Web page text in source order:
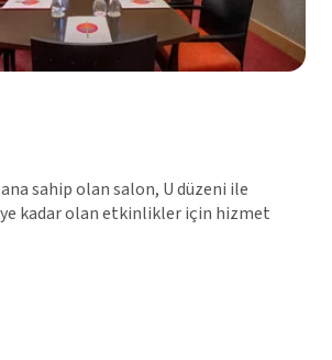
sahip olan salon, U düzeni ile
kadar olan etkinlikler için hizmet